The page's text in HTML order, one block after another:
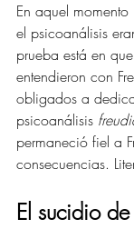
En aquel
el psicoanálisis
prueba está en
entendieron con
obligados a
psicoanálisis
permaneció fiel a
consecuencias.
El sucidio de